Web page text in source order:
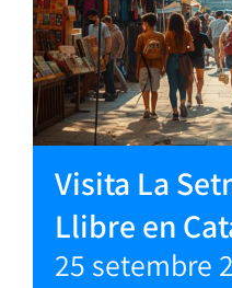
Visita La
Llibre en
25 setembre